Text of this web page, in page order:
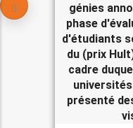
génies
phase
d'étudiants
du (prix
cadre
présenté